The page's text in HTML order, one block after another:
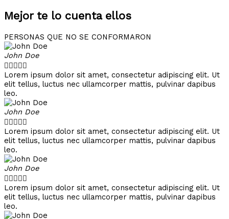
Mejor te lo cuenta ellos
PERSONAS QUE NO SE CONFORMARON
John Doe

Lorem ipsum dolor sit amet, consectetur adipiscing elit. Ut
elit tellus, luctus nec ullamcorper mattis, pulvinar dapibus
leo.
John Doe

Lorem ipsum dolor sit amet, consectetur adipiscing elit. Ut
elit tellus, luctus nec ullamcorper mattis, pulvinar dapibus
leo.
John Doe

Lorem ipsum dolor sit amet, consectetur adipiscing elit. Ut
elit tellus, luctus nec ullamcorper mattis, pulvinar dapibus
leo.